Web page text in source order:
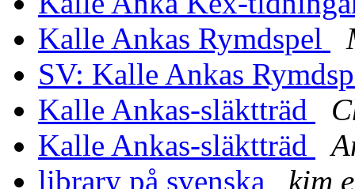
Kalle Ankas Rymdspel
SV: Kalle Ankas
Kalle Ankas-släktträd
Kalle Ankas-släktträd
library på svenska
kim